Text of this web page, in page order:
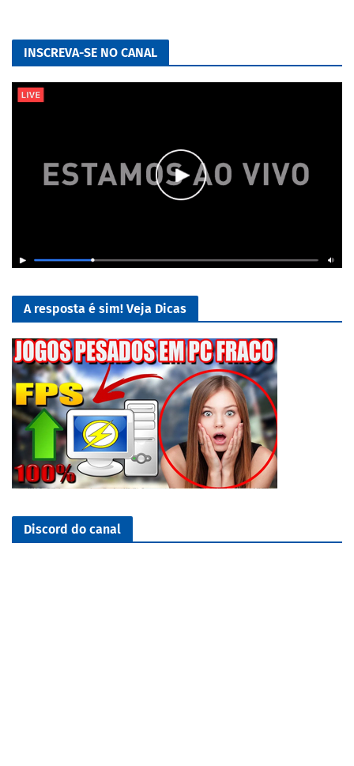
INSCREVA-SE NO CANAL
A resposta é sim! Veja Dicas
Discord do canal